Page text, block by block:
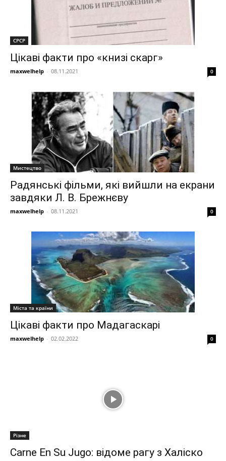
СРСР
Цікаві факти про «книзі скарг»
maxwelhelp - 08.11.2021 0
Мистецтво
Радянські фільми, які вийшли на екрани
завдяки Л. В. Брежнєву
maxwelhelp - 08.11.2021 0
Міста та країни
Цікаві факти про Мадагаскарі
maxwelhelp - 02.02.2022 0
Різне
Carne En Su Jugo: відоме рагу з Халіско